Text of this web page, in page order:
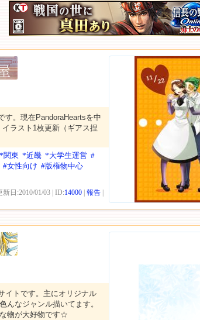
す。現在PandoraHeartsを中
ラスト1枚更新（ギアス捏
*関東 *近畿 *大学生運営 #
#女性向け #版権物中心
新日:2010/01/03 | ID:14000 報告
イトです。主にオリジナル
んなジャンル描いてます。
物が大好物です☆